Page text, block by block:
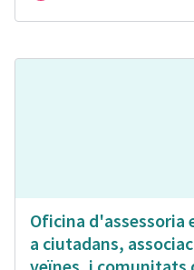
Oficina d'assessoria
a ciutadans,